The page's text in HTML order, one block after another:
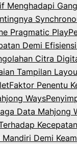
Menghadapi
Pragmatic Play
Demi
Citra
Tampilan
Faktor Penentu
Ways
Data Mahjong
Demi